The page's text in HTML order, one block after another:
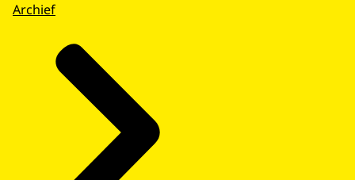
Archief